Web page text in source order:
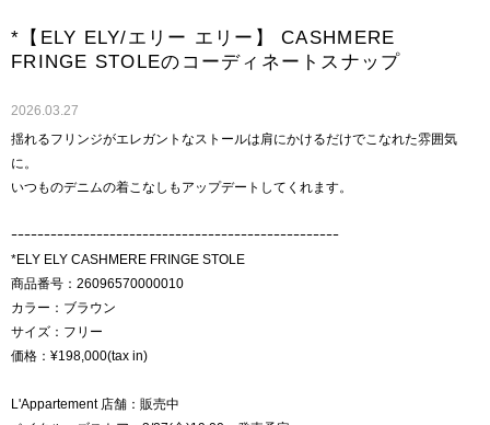
*【ELY ELY/エリー エリー】 CASHMERE
FRINGE STOLEのコーディネートスナップ
2026.03.27
揺れるフリンジがエレガントなストールは肩にかけるだけでこなれた雰囲気
に。
いつものデニムの着こなしもアップデートしてくれます。
ｰｰｰｰｰｰｰｰｰｰｰｰｰｰｰｰｰｰｰｰｰｰｰｰｰｰｰｰｰｰｰｰｰｰｰｰｰｰｰｰｰｰｰｰｰｰｰｰｰｰ
*ELY ELY CASHMERE FRINGE STOLE
商品番号：26096570000010
カラー：ブラウン
サイズ：フリー
価格：¥198,000(tax in)
L'Appartement 店舗：販売中